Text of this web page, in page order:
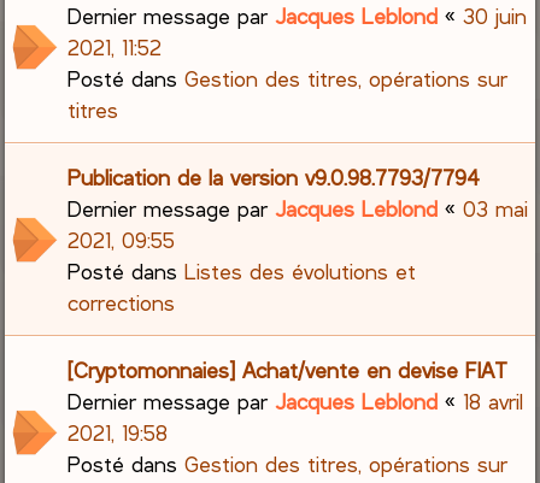
Dernier message parJacques Leblond «30 juin
2021, 11:52
Posté dansGestion des titres, opérations sur
titres
Publication de la version v9.0.98.7793/7794
Dernier message parJacques Leblond «03 mai
2021, 09:55
Posté dansListes des évolutions et
corrections
[Cryptomonnaies] Achat/vente en devise FIAT
Dernier message parJacques Leblond « 18 avril
2021, 19:58
Posté dansGestion des titres, opérations sur